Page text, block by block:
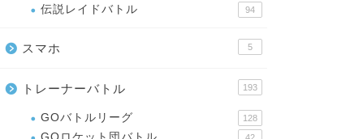
伝説レイドバトル 94
スマホ 5
トレーナーバトル 193
GOバトルリーグ 128